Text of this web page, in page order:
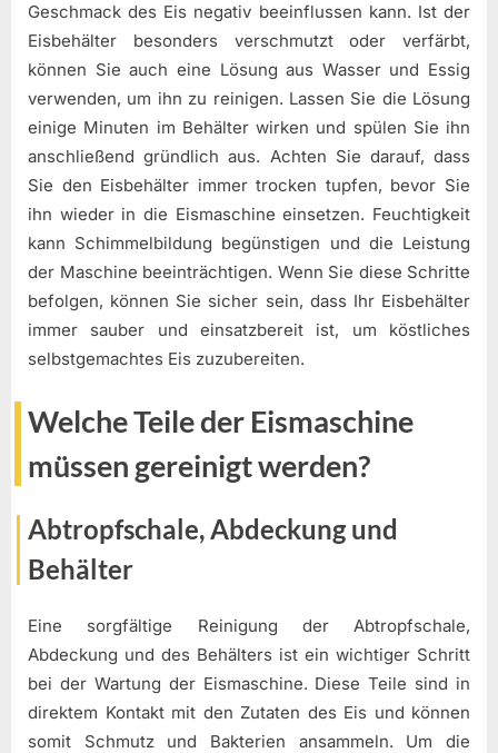
Geschmack des Eis negativ beeinflussen kann. Ist der
Eisbehälter besonders verschmutzt oder verfärbt,
können Sie auch eine Lösung aus Wasser und Essig
verwenden, um ihn zu reinigen. Lassen Sie die Lösung
einige Minuten im Behälter wirken und spülen Sie ihn
anschließend gründlich aus. Achten Sie darauf, dass
Sie den Eisbehälter immer trocken tupfen, bevor Sie
ihn wieder in die Eismaschine einsetzen. Feuchtigkeit
kann Schimmelbildung begünstigen und die Leistung
der Maschine beeinträchtigen. Wenn Sie diese Schritte
befolgen, können Sie sicher sein, dass Ihr Eisbehälter
immer sauber und einsatzbereit ist, um köstliches
selbstgemachtes Eis zuzubereiten.
Welche Teile der Eismaschine
müssen gereinigt werden?
Abtropfschale, Abdeckung und
Behälter
Eine sorgfältige Reinigung der Abtropfschale,
Abdeckung und des Behälters ist ein wichtiger Schritt
bei der Wartung der Eismaschine. Diese Teile sind in
direktem Kontakt mit den Zutaten des Eis und können
somit Schmutz und Bakterien ansammeln. Um die